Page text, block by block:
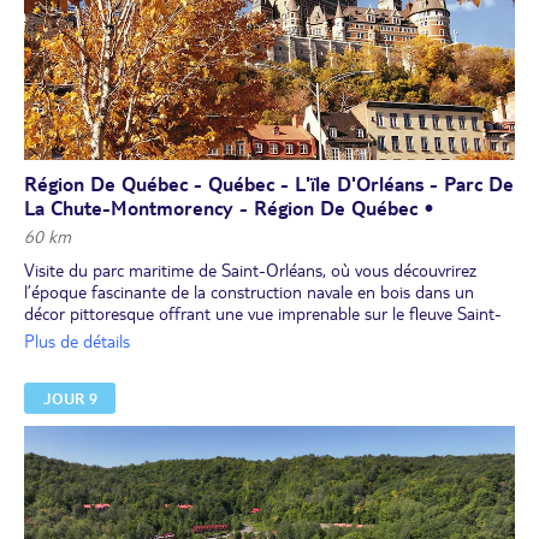
Dîner.
Installation à l'hôtel pour 2 nuits.
Région De Québec - Québec - L'ïle D'Orléans - Parc De
La Chute-Montmorency - Région De Québec •
60 km
Visite du parc maritime de Saint-Orléans, où vous découvrirez
l’époque fascinante de la construction navale en bois dans un
décor pittoresque offrant une vue imprenable sur le fleuve Saint-
Laurent et la Rive-Sud de Québec.
Découverte de l'Île d'Orléans, ses paysages champêtres, respirer
l'air marin et aller à la rencontre des communautés de ses 6
charmants villages, presque tous classés parmi les plus beaux du
Vous ferez un arrêt époustouflant au parc de la Chute-
Montmorency, une fois et demie plus haute que les chutes du
Niagara, et pour terminer cette journée de découverte, visite
guidée de Québec, en compagnie d’un guide local costumé.
Plus de détails
JOUR 9